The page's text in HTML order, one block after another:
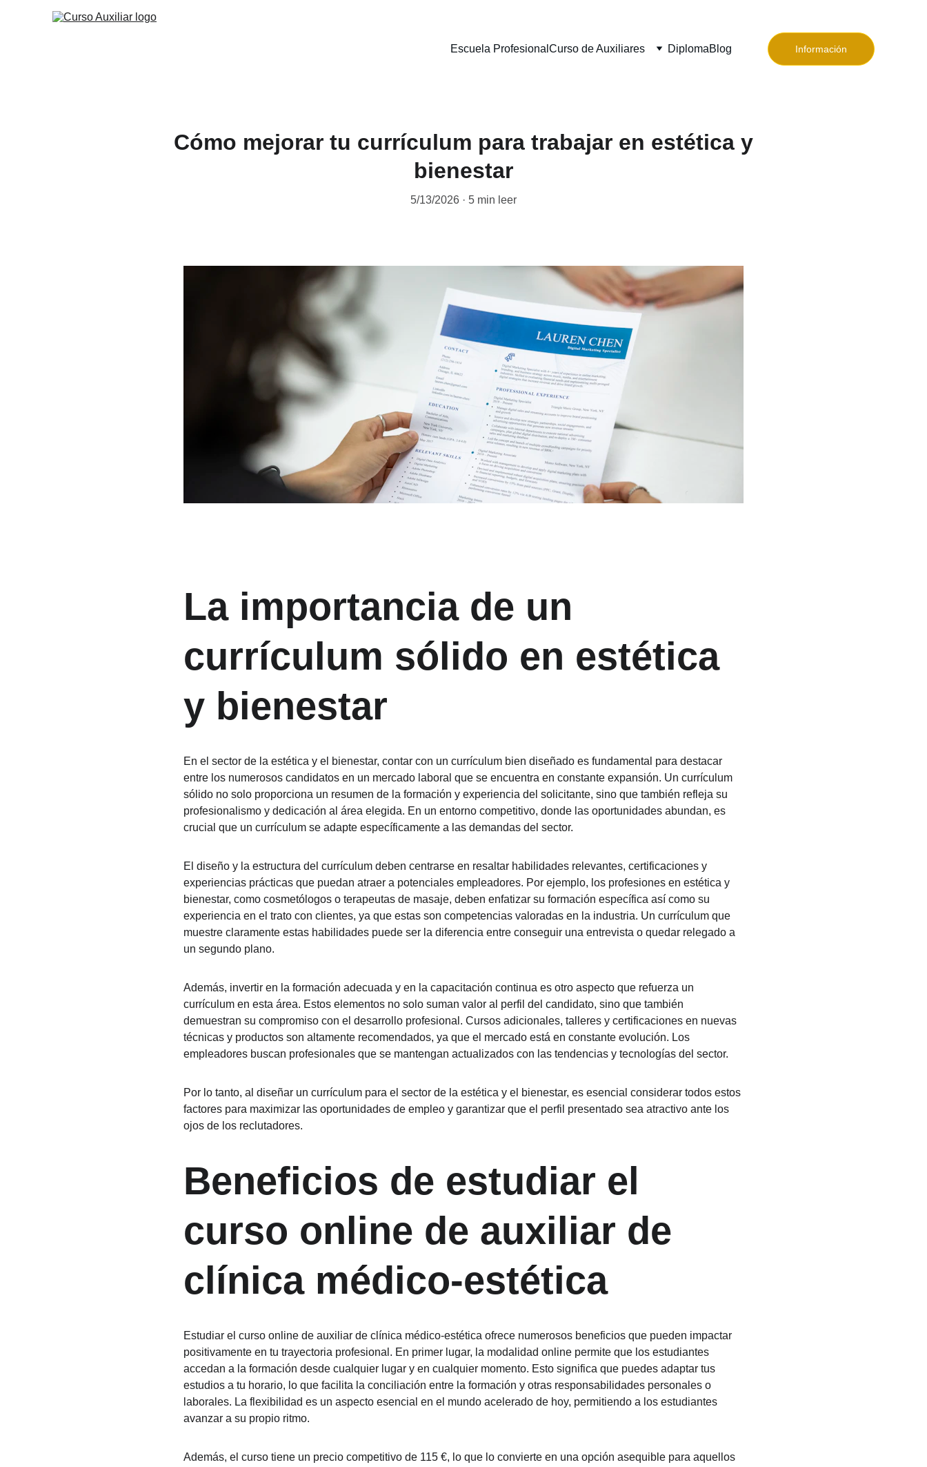
Escuela Profesional Curso de Auxiliares DiplomaBlog Información
Cómo mejorar tu currículum para trabajar en estética y
bienestar
5/13/2026 5 min leer
La importancia de un
currículum sólido en estética
y bienestar
En el sector de la estética y el bienestar, contar con un currículum bien diseñado es fundamental para destacar
entre los numerosos candidatos en un mercado laboral que se encuentra en constante expansión. Un currículum
sólido no solo proporciona un resumen de la formación y experiencia del solicitante, sino que también refleja su
profesionalismo y dedicación al área elegida. En un entorno competitivo, donde las oportunidades abundan, es
crucial que un currículum se adapte específicamente a las demandas del sector.
El diseño y la estructura del currículum deben centrarse en resaltar habilidades relevantes, certificaciones y
experiencias prácticas que puedan atraer a potenciales empleadores. Por ejemplo, los profesiones en estética y
bienestar, como cosmetólogos o terapeutas de masaje, deben enfatizar su formación específica así como su
experiencia en el trato con clientes, ya que estas son competencias valoradas en la industria. Un currículum que
muestre claramente estas habilidades puede ser la diferencia entre conseguir una entrevista o quedar relegado a
un segundo plano.
Además, invertir en la formación adecuada y en la capacitación continua es otro aspecto que refuerza un
currículum en esta área. Estos elementos no solo suman valor al perfil del candidato, sino que también
demuestran su compromiso con el desarrollo profesional. Cursos adicionales, talleres y certificaciones en nuevas
técnicas y productos son altamente recomendados, ya que el mercado está en constante evolución. Los
empleadores buscan profesionales que se mantengan actualizados con las tendencias y tecnologías del sector.
Por lo tanto, al diseñar un currículum para el sector de la estética y el bienestar, es esencial considerar todos estos
factores para maximizar las oportunidades de empleo y garantizar que el perfil presentado sea atractivo ante los
ojos de los reclutadores.
Beneficios de estudiar el
curso online de auxiliar de
clínica médico-estética
Estudiar el curso online de auxiliar de clínica médico-estética ofrece numerosos beneficios que pueden impactar
positivamente en tu trayectoria profesional. En primer lugar, la modalidad online permite que los estudiantes
accedan a la formación desde cualquier lugar y en cualquier momento. Esto significa que puedes adaptar tus
estudios a tu horario, lo que facilita la conciliación entre la formación y otras responsabilidades personales o
laborales. La flexibilidad es un aspecto esencial en el mundo acelerado de hoy, permitiendo a los estudiantes
avanzar a su propio ritmo.
Además, el curso tiene un precio competitivo de 115 €, lo que lo convierte en una opción asequible para aquellos